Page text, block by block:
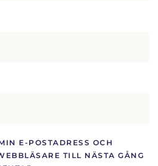
E-POSTADRESS OCH
TILL NÄSTA GÅNG